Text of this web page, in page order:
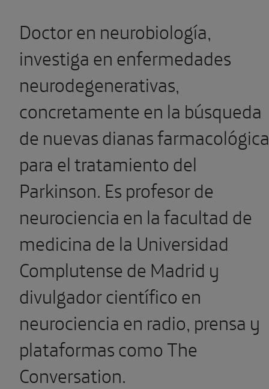
Doctor en neurobiología,
investiga en enfermedades
neurodegenerativas,
concretamente en la búsqueda
de nuevas dianas
para el tratamiento del
Parkinson. Es profesor de
neurociencia en la facultad de
medicina de la Universidad
Complutense de Madrid y
divulgador científico en
neurociencia en radio, prensa y
plataformas como The
Conversation.